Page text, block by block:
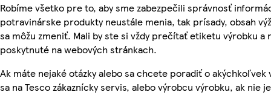
Robíme všetko pre to, aby sme zabezpečili správnosť
potravinárske produkty neustále menia, tak prísady, obsah
sa môžu zmeniť. Mali by ste si vždy prečítať etiketu výrobku
poskytnuté na webových stránkach.
Ak máte nejaké otázky alebo sa chcete poradiť o
sa na Tesco zákaznícky servis, alebo výrobcu výrobku, ak nie